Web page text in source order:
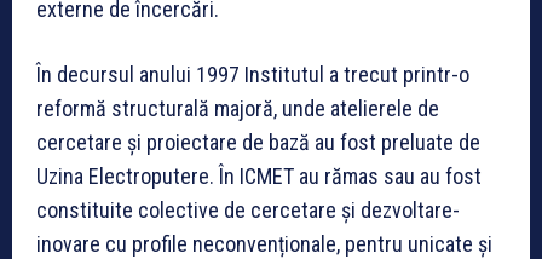
externe de încercări.
În decursul anului 1997 Institutul a trecut printr-o
reformă structurală majoră, unde atelierele de
cercetare și proiectare de bază au fost preluate de
Uzina Electroputere. În ICMET au rămas sau au fost
constituite colective de cercetare și dezvoltare-
inovare cu profile neconvenționale, pentru unicate și